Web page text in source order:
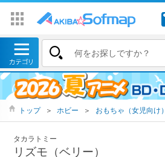
トップ ＞ ホビー ＞ おもちゃ（女児向け）
タカラトミー
リズモ（ベリー）